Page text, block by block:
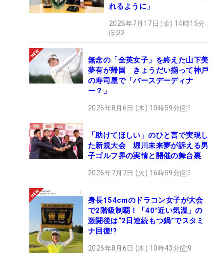
れるように」
2026年7月17日 (金) 14時15分
22
無念の「全英女子」を終えた山下美
夢有が帰国 きょうだい揃って神戸
の寿司屋で「バースデーディナ
ー？」
2026年8月6日 (木) 10時59分 1
「助けてほしい」のひと言で実現し
た新規大会 堀川未来夢が訴える男
子ゴルフ界の実情と開催の舞台裏
2026年7月7日 (火) 16時59分 1
身長154cmのドラコン女子が大会
で2階級制覇！「40°近い気温」の
激闘後は“2日連続もつ鍋”でスタミ
ナ回復!?
2026年8月6日 (木) 10時43分 9